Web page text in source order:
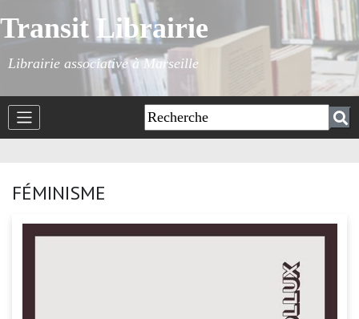
Transit Librairie
Librairie associative à Marseille
FÉMINISME